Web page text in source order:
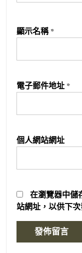
顯示名稱 *
電子郵件地址 *
個人網站網址
在瀏覽器中儲
站網址，以供下